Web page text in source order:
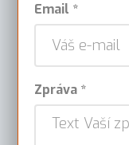
Email *
Zpráva *